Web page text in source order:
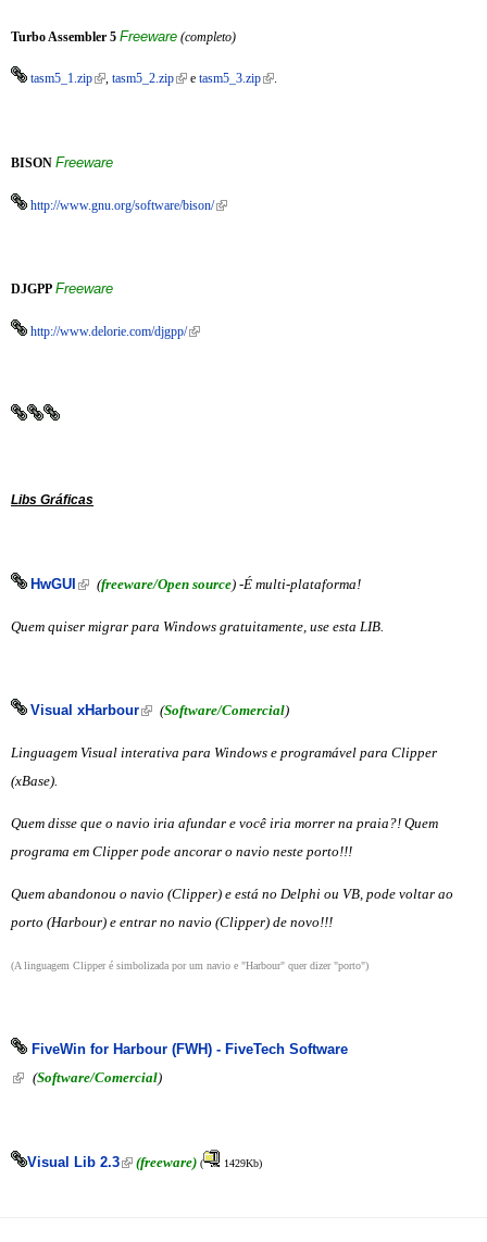
Turbo Assembler 5 Freeware (completo)
tasm5_1.zip(link is external)
, tasm5_2.zip(link is external)
e tasm5_3.zip(link is external)
.
BISON Freeware
http://www.gnu.org/software/bison/(link is external)
DJGPP Freeware
http://www.delorie.com/djgpp/(link is external)
Libs Gráficas
HwGUI (link is external)
(freeware/Open source) -É multi-plataforma!
Quem quiser migrar para Windows gratuitamente, use esta LIB.
Visual xHarbour(link is external)
(Software/Comercial)
Linguagem Visual interativa para Windows e programável para Clipper
(xBase).
Quem disse que o navio iria afundar e você iria morrer na praia?! Quem
programa em Clipper pode ancorar o navio neste porto!!!
Quem abandonou o navio (Clipper) e está no Delphi ou VB, pode voltar ao
porto (Harbour) e entrar no navio (Clipper) de novo!!!
(A linguagem Clipper é simbolizada por um navio e "Harbour" quer dizer "porto")
FiveWin for Harbour (FWH) - FiveTech Software
(link is external)
(Software/Comercial)
Visual Lib 2.3(link is external)
(freeware) ( 1429Kb)